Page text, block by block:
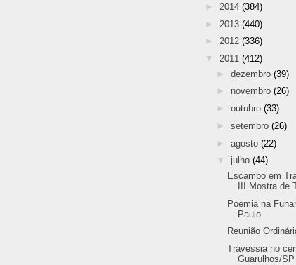
► 2014 (384)
► 2013 (440)
► 2012 (336)
▼ 2011 (412)
► dezembro (39)
► novembro (26)
► outubro (33)
► setembro (26)
► agosto (22)
▼ julho (44)
Escambo em
III Mostra de
Poemia na
Paulo
Reunião
Travessia no
Guarulhos/SP